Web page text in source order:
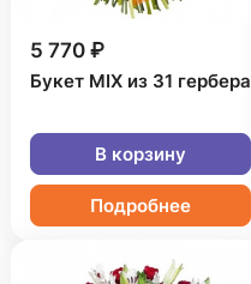
5 770 ₽
Букет MIX из 31 гербера
В корзину
Подробнее